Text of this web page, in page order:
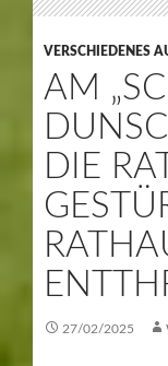
VERSCHIEDENES
AM
DIE
27/02/2025